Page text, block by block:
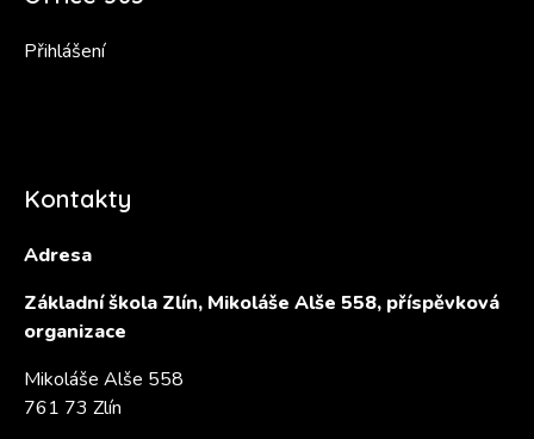
Přihlášení
Kontakty
Adresa
Základní škola Zlín, Mikoláše Alše 558, příspěvková
organizace
Mikoláše Alše 558
761 73 Zlín